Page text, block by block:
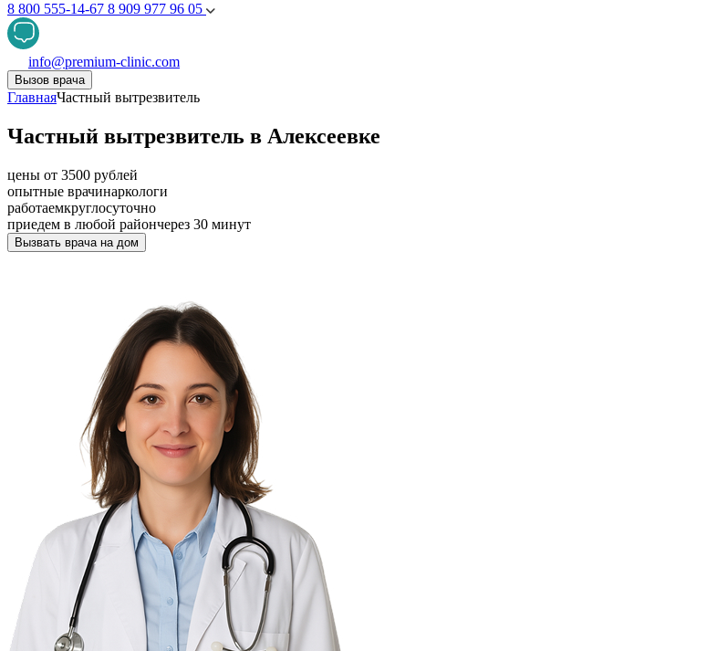
8 800 555-14-67 8 909 977 96 05
info@premium-clinic.com
Вызов врача
ГлавнаяЧастный вытрезвитель
Частный вытрезвитель в Алексеевке
цены от 3500 рублей
опытные врачинаркологи
работаемкруглосуточно
приедем в любой райончерез 30 минут
Вызвать врача на дом